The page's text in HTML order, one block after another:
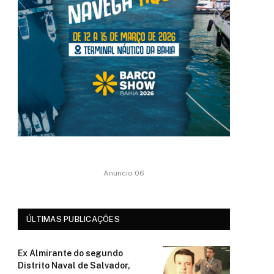
Anuncio 06
ÚLTIMAS PUBLICAÇÕES
Ex Almirante do segundo
Distrito Naval de Salvador,